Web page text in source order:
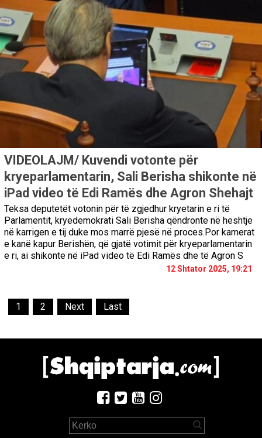
VIDEOLAJM/ Kuvendi votonte për
kryeparlamentarin, Sali Berisha shikonte në
iPad video të Edi Ramës dhe Agron Shehajt
Teksa deputetët votonin për të zgjedhur kryetarin e ri të
Parlamentit, kryedemokrati Sali Berisha qëndronte në heshtje
në karrigen e tij duke mos marrë pjesë në proces.Por kamerat
e kanë kapur Berishën, që gjatë votimit për kryeparlamentarin
e ri, ai shikonte në iPad video të Edi Ramës dhe të Agron S
12 Shtator 2025, 19:21
1 2 Next Last